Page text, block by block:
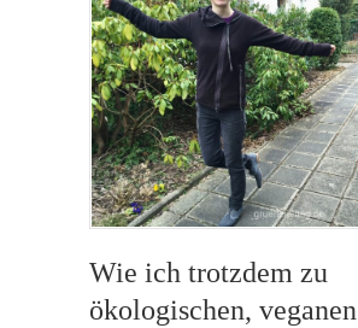
Wie ich trotzdem zu
ökologischen, veganen